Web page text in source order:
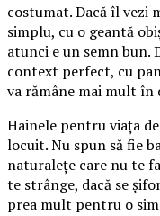
costumat. Dacă îl vezi
simplu, cu o geantă
atunci e un semn
context perfect, cu
va rămâne mai mult în
Hainele pentru viața
locuit. Nu spun să fie
naturalețe care nu te
te strânge, dacă se
prea mult pentru o